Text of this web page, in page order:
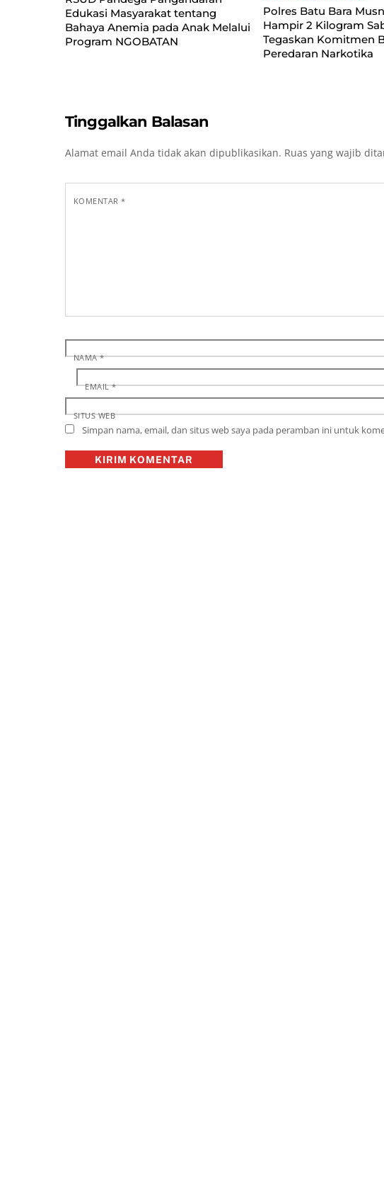
Edukasi Masyarakat tentang
Bahaya Anemia pada Anak Melalui
Program NGOBATAN
Polres Batu Bara
Hampir 2 Kilogram
Tegaskan Komitmen
Peredaran Narkotika
Tinggalkan Balasan
Alamat email Anda tidak akan dipublikasikan. Ruas yang wajib
KOMENTAR*
NAMA*
EMAIL*
SITUS WEB
Simpan nama, email, dan situs web saya pada peramban ini untuk